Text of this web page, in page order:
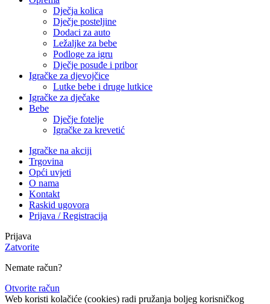
Dječja kolica
Dječje posteljine
Dodaci za auto
Ležaljke za bebe
Podloge za igru
Dječje posuđe i pribor
Igračke za djevojčice
Lutke bebe i druge lutkice
Igračke za dječake
Bebe
Dječje fotelje
Igračke za krevetić
Igračke na akciji
Trgovina
Opći uvjeti
O nama
Kontakt
Raskid ugovora
Prijava / Registracija
Prijava
Zatvorite
Nemate račun?
Otvorite račun
Web koristi kolačiće (cookies) radi pružanja boljeg korisničkog